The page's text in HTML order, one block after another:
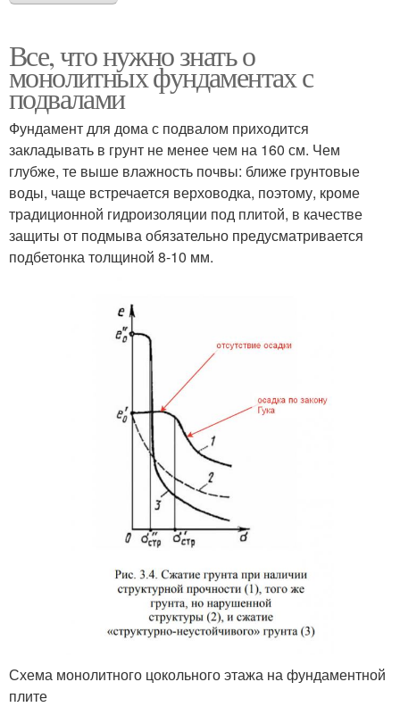
Все, что нужно знать о
монолитных фундаментах с
подвалами
Фундамент для дома с подвалом приходится
закладывать в грунт не менее чем на 160 см. Чем
глубже, те выше влажность почвы: ближе грунтовые
воды, чаще встречается верховодка, поэтому, кроме
традиционной гидроизоляции под плитой, в качестве
защиты от подмыва обязательно предусматривается
подбетонка толщиной 8-10 мм.
Схема монолитного цокольного этажа на фундаментной
плите